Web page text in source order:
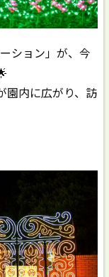
ション」が、今
園内に広がり、訪